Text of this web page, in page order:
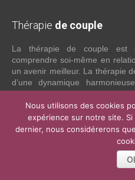
Thérapie de couple
La thérapie de couple est
comprendre soi-même en
un avenir meilleur. La thérapie
d’une dynamique
couple de s’aider
relationnelles.
Nos interventions sont basées
approche nécessaire dans ce
couple est un moyen de
que les couples n'ont pas été
Nous utilisons des cookies
expérience sur notre site.
dernier, nous considérerons